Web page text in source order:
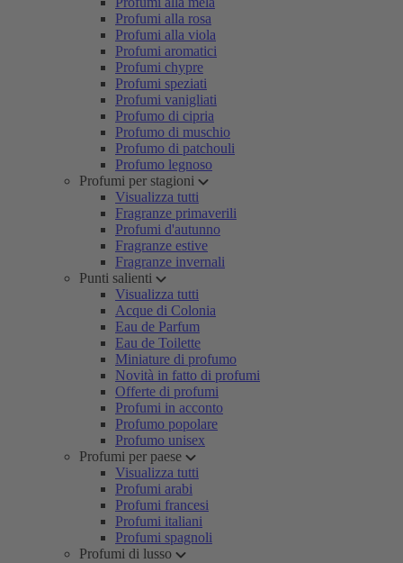
Profumi alla rosa
Profumi alla viola
Profumi aromatici
Profumi chypre
Profumi speziati
Profumi vanigliati
Profumo di cipria
Profumo di muschio
Profumo di patchouli
Profumo legnoso
Profumi per stagioni
Visualizza tutti
Fragranze primaverili
Profumi d'autunno
Fragranze estive
Fragranze invernali
Punti salienti
Visualizza tutti
Acque di Colonia
Eau de Parfum
Eau de Toilette
Miniature di profumo
Novità in fatto di profumi
Offerte di profumi
Profumi in acconto
Profumo popolare
Profumo unisex
Profumi per paese
Visualizza tutti
Profumi arabi
Profumi francesi
Profumi italiani
Profumi spagnoli
Profumi di lusso